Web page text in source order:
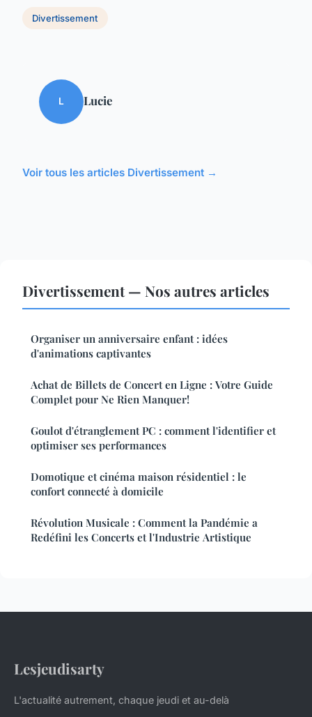
Divertissement
L Lucie
Voir tous les articles Divertissement →
Divertissement — Nos autres articles
Organiser un anniversaire enfant : idées
d'animations captivantes
Achat de Billets de Concert en Ligne : Votre Guide
Complet pour Ne Rien Manquer!
Goulot d'étranglement PC : comment l'identifier et
optimiser ses performances
Domotique et cinéma maison résidentiel : le
confort connecté à domicile
Révolution Musicale : Comment la Pandémie a
Redéfini les Concerts et l'Industrie Artistique
Lesjeudisarty
L'actualité autrement, chaque jeudi et au-delà